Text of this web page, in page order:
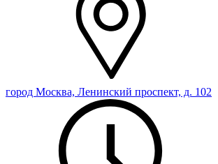
город Москва, Ленинский проспект, д. 102